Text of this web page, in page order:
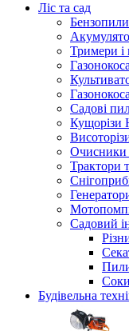
Ліс та сад
Тримери і
Садові
Кущорізи
Очисники
Трактори
Садовий
Будівельна